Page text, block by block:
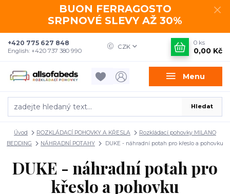
BUON FERRAGOSTO
SRPNOVÉ SLEVY AŽ 30%
Menu
CZK
Hledat
+420 775 627 848
English: +420 737 380 990
0 ks
0,00 Kč
Úvod ROZKLÁDACÍ POHOVKY A KŘESLA
Rozkládací pohovky MILANO
BEDDING
NÁHRADNÍ POTAHY DUKE - náhradní potah pro křeslo a pohovku
DUKE - náhradní potah pro
křeslo a pohovku